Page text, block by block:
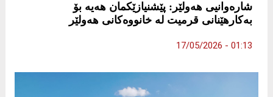
شارەوانیی هەولێر: پێشنیازێکمان هەیە بۆ
بەکارهێنانی قرمیت لە خانووەکانی هەولێر
01:13 - 17/05/2026